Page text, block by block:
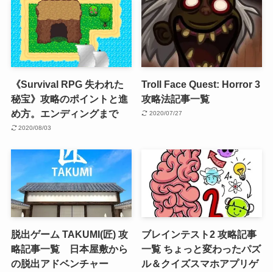
《Survival RPG 失われた
秘宝》攻略のポイントと進
め方。エンディングまで
2020/08/03
Troll Face Quest: Horror 3
攻略法記事一覧
2020/07/27
脱出ゲーム TAKUMI(匠) 攻
略記事一覧 日本屋敷から
の脱出アドベンチャー
ブレインテスト2 攻略記事
一覧 ちょっと変わったパズ
ル＆クイズスマホアプリゲ